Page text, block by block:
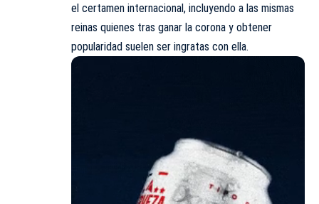
el certamen internacional, incluyendo a las mismas
reinas quienes tras ganar la corona y obtener
popularidad suelen ser ingratas con ella.